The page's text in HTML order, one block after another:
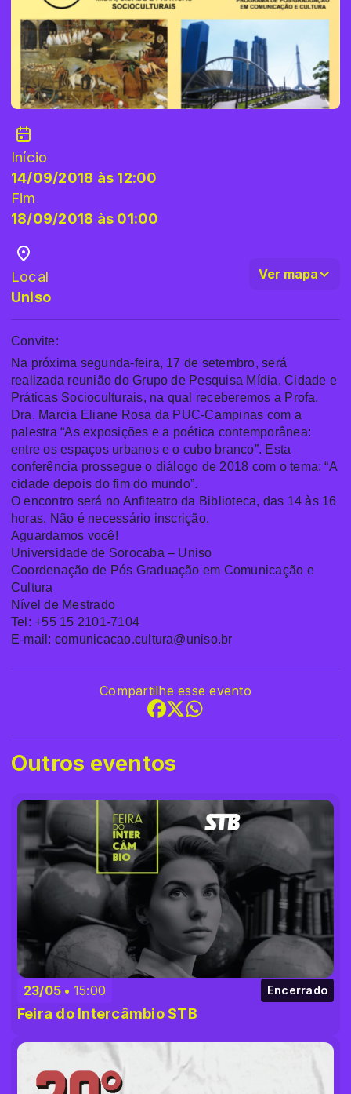
Início
14/09/2018 às 12:00
Fim
18/09/2018 às 01:00
Local
Uniso
Ver mapa
Convite:
Na próxima segunda-feira, 17 de setembro, será
realizada reunião do Grupo de Pesquisa Mídia, Cidade e
Práticas Socioculturais, na qual receberemos a Profa.
Dra. Marcia Eliane Rosa da PUC-Campinas com a
palestra “As exposições e a poética contemporânea:
entre os espaços urbanos e o cubo branco”. Esta
conferência prossegue o diálogo de 2018 com o tema: “A
cidade depois do fim do mundo”.
O encontro será no Anfiteatro da Biblioteca, das 14 às 16
horas. Não é necessário inscrição.
Aguardamos você!
Universidade de Sorocaba – Uniso
Coordenação de Pós Graduação em Comunicação e
Cultura
Nível de Mestrado
Tel: +55 15 2101-7104
E-mail: comunicacao.cultura@uniso.br
Outros eventos
23/05 15:00 Encerrado
Feira do Intercâmbio STB
Compartilhe esse evento